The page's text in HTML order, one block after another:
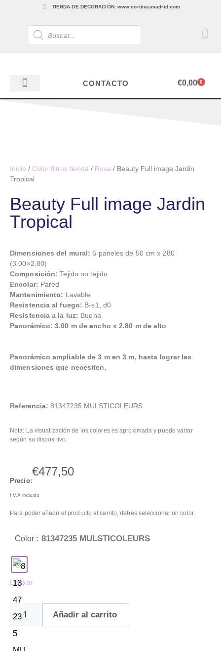
TIENDA DE DECORACIÓN: www.cortinasmadrid.com
CONTACTO €0,00 0
Inicio / Color filtros tienda / Rosa / Beauty Full image Jardin
Tropical
Beauty Full image Jardin
Tropical
Dimensiones del mural:6 paneles de 50 cm x 280
(3.00×2.80)
Composición: Tejido no tejido
Encolar: Pared
Mantenimiento: Lavable
Resistencia al fuego: B-s1, d0
Resistencia a la luz: Buena
Panorámico: 3.00 m de ancho x 2.80 m de alto
Panorámico ampliable de 3 m en 3 m, hasta lograr las
dimensiones que necesiten.
Referencia: 81347235 MULSTICOLEURS
Nota: La visualización de los colores es aproximada y puede variar
según su dispositivo.
Precio:
€477,50
I.V.A incluido
Para poder añadir el producto al carrito, debes seleccionar un color.
Color : 81347235 MULSTICOLEURS
Limpiar
Añadir al carrito